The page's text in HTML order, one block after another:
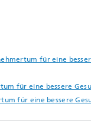
für eine
für eine bessere
für eine bessere